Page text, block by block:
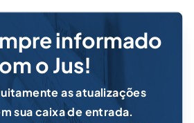
informado
o Jus!
as atualizações
sua caixa de entrada.